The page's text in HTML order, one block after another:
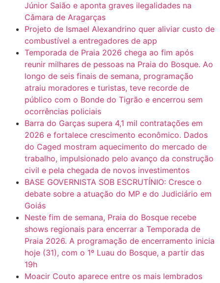
Júnior Saião e aponta graves ilegalidades na
Câmara de Aragarças
Projeto de Ismael Alexandrino quer aliviar custo de
combustível a entregadores de app
Temporada de Praia 2026 chega ao fim após
reunir milhares de pessoas na Praia do Bosque. Ao
longo de seis finais de semana, programação
atraiu moradores e turistas, teve recorde de
público com o Bonde do Tigrão e encerrou sem
ocorrências policiais
Barra do Garças supera 4,1 mil contratações em
2026 e fortalece crescimento econômico. Dados
do Caged mostram aquecimento do mercado de
trabalho, impulsionado pelo avanço da construção
civil e pela chegada de novos investimentos
BASE GOVERNISTA SOB ESCRUTÍNIO: Cresce o
debate sobre a atuação do MP e do Judiciário em
Goiás
Neste fim de semana, Praia do Bosque recebe
shows regionais para encerrar a Temporada de
Praia 2026. A programação de encerramento inicia
hoje (31), com o 1º Luau do Bosque, a partir das
19h
Moacir Couto aparece entre os mais lembrados